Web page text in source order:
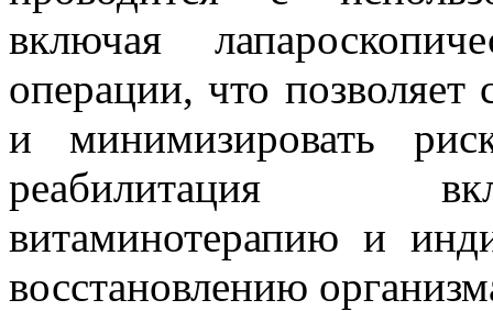
включая
операции, что позволяет
и минимизировать
реабилитация
витаминотерапию и
восстановлению